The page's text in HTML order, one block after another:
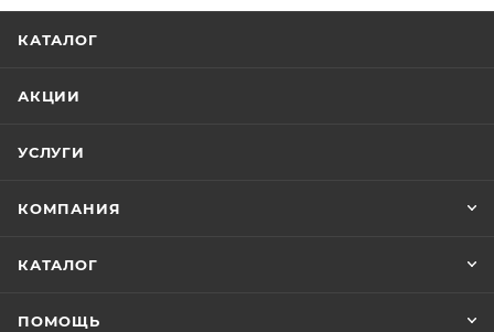
КАТАЛОГ
АКЦИИ
УСЛУГИ
КОМПАНИЯ
КАТАЛОГ
ПОМОЩЬ